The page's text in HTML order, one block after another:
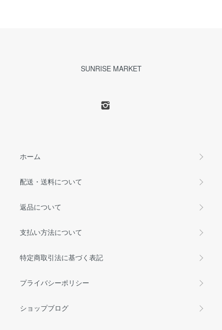
SUNRISE MARKET
ホーム
配送・送料について
返品について
支払い方法について
特定商取引法に基づく表記
プライバシーポリシー
ショップブログ